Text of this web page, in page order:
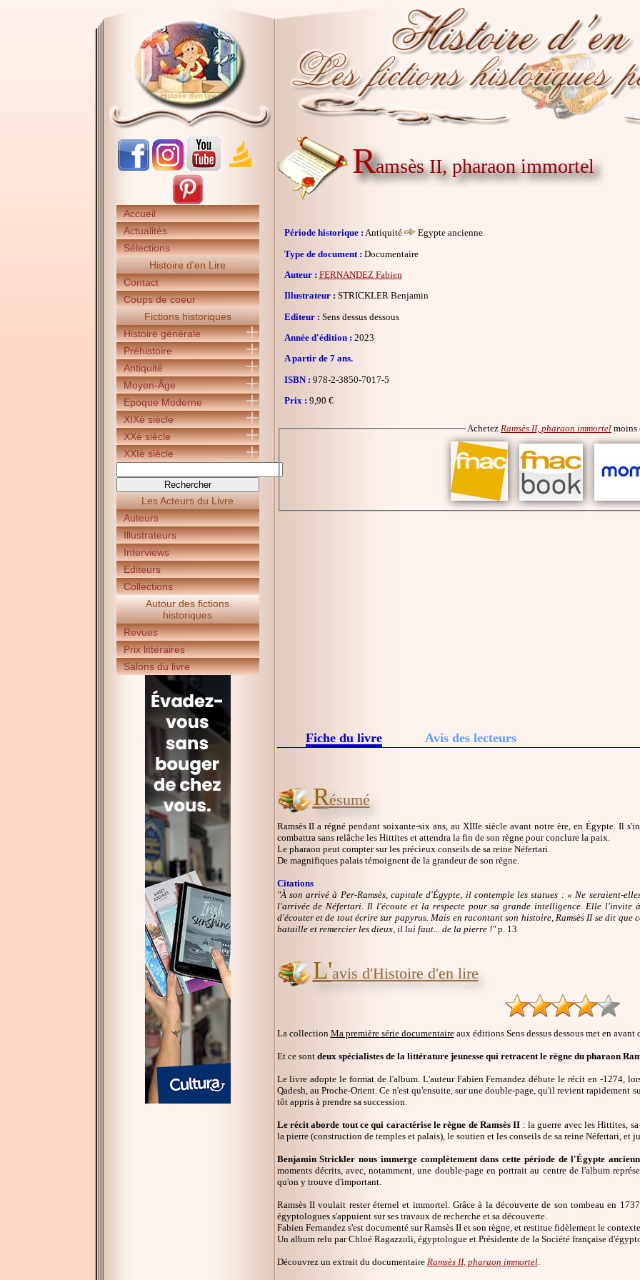
Accueil
Actualités
Sélections
Histoire d'en Lire
Contact
Coups de coeur
Fictions historiques
Histoire générale
Préhistoire
Antiquité
Moyen-Âge
Epoque Moderne
XIXè siècle
XXè siècle
XXIè siècle
Les Acteurs du Livre
Auteurs
Illustrateurs
Interviews
Editeurs
Collections
Autour des fictions
historiques
Revues
Prix littéraires
Salons du livre
Ramsès II, pharaon immortel
Période historique : Antiquité
Egypte ancienne
Type de document : Documentaire
Auteur : FERNANDEZ Fabien
Illustrateur : STRICKLER Benjamin
Editeur : Sens dessus dessous
Année d'édition : 2023
A partir de 7 ans.
ISBN : 978-2-3850-7017-5
Prix : 9,90 €
Achetez Ramsès II, pharaon immortel moins
Fiche du livre Avis des lecteurs
Résumé
Ramsès II a régné pendant soixante-six ans, au XIIIe siècle avant notre ère, en Égypte. Il
combattra sans relâche les Hittites et attendra la fin de son règne pour conclure la paix.
Le pharaon peut compter sur les précieux conseils de sa reine Néfertari.
De magnifiques palais témoignent de la grandeur de son règne.
Citations
"À son arrivé à Per-Ramsès, capitale d'Égypte, il contemple les statues : « Ne seraient-
l'arrivée de Néfertari. Il l'écoute et la respecte pour sa grande intelligence. Elle l'invite
d'écouter et de tout écrire sur papyrus. Mais en racontant son histoire, Ramsès II se dit que
bataille et remercier les dieux, il lui faut... de la pierre !"p. 13
L'avis d'Histoire d'en lire
La collection Ma première série documentaireaux éditions Sens dessus dessous met en
Et ce sont deux spécialistes de la littérature jeunesse qui retracent le règne du pharaon
Le livre adopte le format de l'album. L'auteur Fabien Fernandez débute le récit en -1274,
Qadesh, au Proche-Orient. Ce n'est qu'ensuite, sur une double-page, qu'il revient rapidement
tôt appris à prendre sa succession.
Le récit aborde tout ce qui caractérise le règne de Ramsès II : la guerre avec les Hittites,
la pierre (construction de temples et palais), le soutien et les conseils de sa reine Néfertari, et
Benjamin Strickler nous immerge complètement dans cette période de l'Égypte
moments décrits, avec, notamment, une double-page en portrait au centre de l'album
qu'on y trouve d'important.
Ramsès II voulait rester éternel et immortel. Grâce à la découverte de son tombeau en
égyptologues s'appuient sur ses travaux de recherche et sa découverte.
Fabien Fernandez s'est documenté sur Ramsès II et son règne, et restitue fidèlement le
Un album relu par Chloé Ragazzoli, égyptologue et Présidente de la Société française
Découvrez un extrait du documentaire Ramsès II, pharaon immortel.